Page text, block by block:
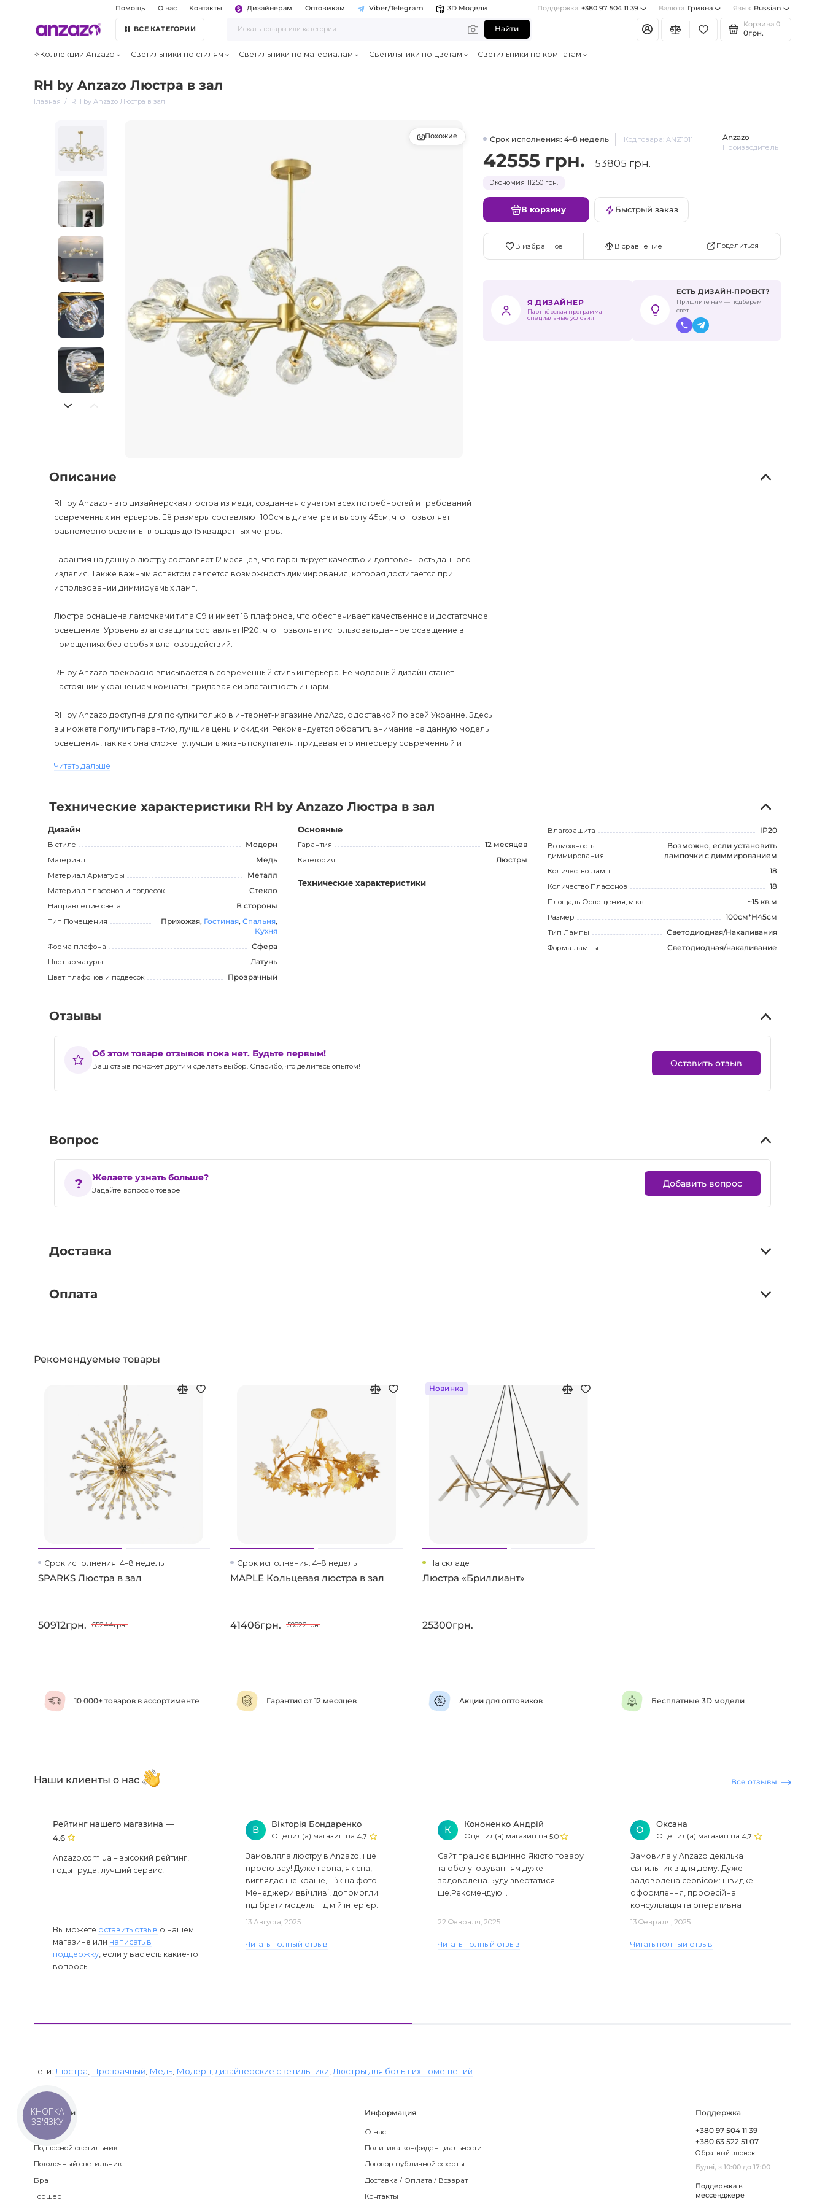
Помощь О нас Контакты Дизайнерам Оптовикам Viber/Telegram 3D Модели Поддержка +380 97 504 11 39 Валюта Гривна Язык Russian
ВСЕ КАТЕГОРИИ Найти
Корзина 0
0грн.
✧Коллекции Anzazo Светильники по стилям Светильники по материалам Светильники по цветам Светильники по комнатам
RH by Anzazo Люстра в зал
Главная RH by Anzazo Люстра в зал
Похожие Срок исполнения: 4–8 недель Код товара: ANZ1011
Anzazo
Производитель
42555 грн. 53805 грн.
Экономия 11250 грн.
В корзину Быстрый заказ
В избранное В сравнение Поделиться
Я ДИЗАЙНЕР
Партнёрская программа —
специальные условия
ЕСТЬ ДИЗАЙН-ПРОЕКТ?
Пришлите нам — подберём
свет
Описание
RH by Anzazo - это дизайнерская люстра из меди, созданная с учетом всех потребностей и требований
современных интерьеров. Её размеры составляют 100см в диаметре и высоту 45см, что позволяет
равномерно осветить площадь до 15 квадратных метров.
Гарантия на данную люстру составляет 12 месяцев, что гарантирует качество и долговечность данного
изделия. Также важным аспектом является возможность диммирования, которая достигается при
использовании диммируемых ламп.
Люстра оснащена ламочками типа G9 и имеет 18 плафонов, что обеспечивает качественное и достаточное
освещение. Уровень влагозащиты составляет IP20, что позволяет использовать данное освещение в
помещениях без особых влаговоздействий.
RH by Anzazo прекрасно вписывается в современный стиль интерьера. Ее модерный дизайн станет
настоящим украшением комнаты, придавая ей элегантность и шарм.
RH by Anzazo доступна для покупки только в интернет-магазине AnzAzo, с доставкой по всей Украине. Здесь
вы можете получить гарантию, лучшие цены и скидки. Рекомендуется обратить внимание на данную модель
освещения, так как она сможет улучшить жизнь покупателя, придавая его интерьеру современный и
Читать дальше
Технические характеристики RH by Anzazo Люстра в зал
Дизайн
В стиле
Модерн
Материал
Медь
Материал Арматуры
Металл
Материал плафонов и подвесок
Стекло
Направление света
В стороны
Тип Помещения
Прихожая, Гостиная, Спальня,
Кухня
Форма плафона
Сфера
Цвет арматуры
Латунь
Цвет плафонов и подвесок
Прозрачный
Основные
Гарантия
12 месяцев
Категория
Люстры
Технические характеристики
Влагозащита
IP20
Возможность
диммирования
Возможно, если установить
лампочки с диммированием
Количество ламп
18
Количество Плафонов
18
Площадь Освещения, м.кв.
~15 кв.м
Размер
100см*Н45см
Тип Лампы
Светодиодная/Накаливания
Форма лампы
Светодиодная/накаливание
Отзывы
Об этом товаре отзывов пока нет. Будьте первым!
Ваш отзыв поможет другим сделать выбор. Спасибо, что делитесь опытом! Оставить отзыв
Вопрос
Желаете узнать больше?
Задайте вопрос о товаре
Добавить вопрос
Доставка
Оплата
Рекомендуемые товары
Срок исполнения: 4–8 недель
SPARKS Люстра в зал
50912грн. 65244грн.
Срок исполнения: 4–8 недель
MAPLE Кольцевая люстра в зал
41406грн. 59822грн.
Новинка
На складе
Люстра «Бриллиант»
25300грн.
10 000+ товаров в ассортименте Гарантия от 12 месяцев Акции для оптовиков Бесплатные 3D модели
Наши клиенты о нас Все отзывы
Рейтинг нашего магазина —
4.6
Anzazo.com.ua – высокий рейтинг,
годы труда, лучший сервис!
Вы можете оставить отзыв о нашем
магазине или написать в
поддержку , если у вас есть какие-то
вопросы.
В
Вікторія Бондаренко
Оценил(а) магазин на4.7
Замовляла люстру в Anzazo, і це
просто вау! Дуже гарна, якісна,
виглядає ще краще, ніж на фото.
Менеджери ввічливі, допомогли
підібрати модель під мій інтер’єр...
13 Августа, 2025
Читать полный отзыв
К
Кононенко Андрій
Оценил(а) магазин на 5.0
Сайт працює відмінно.Якістю товару
та обслуговуванням дуже
задоволена.Буду звертатися
ще.Рекомендую...
22 Февраля, 2025
Читать полный отзыв
О
Оксана
Оценил(а) магазин на4.7
Замовила у Anzazo декілька
світильників для дому. Дуже
задоволена сервісом: швидке
оформлення, професійна
консультація та оперативна
13 Февраля, 2025
Читать полный отзыв
Теги: Люстра Прозрачный Медь Модерн дизайнерские светильники Люстры для больших помещений
Категории
Подвесной светильник
Потолочный светильник
Бра
Торшер
Информация
О нас
Политика конфиденциальности
Договор публичной оферты
Доставка / Оплата / Возврат
Контакты
Поддержка
+380 97 504 11 39
+380 63 522 51 07
Обратный звонок
Будні, з 10:00 до 17:00
Поддержка в
мессенджере
КНОПКА
ЗВ'ЯЗКУ